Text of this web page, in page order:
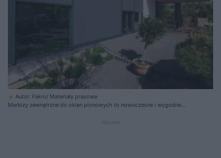
Autor: Fakro/ Materiały prasowe
Markizy zewnętrzne do okien pionowych to nowoczesne i wygodne